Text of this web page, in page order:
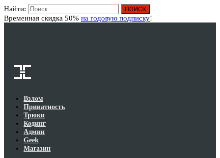
Найти:
Временная скидка 50% на годовую подписку!
Взлом
Приватность
Трюки
Кодинг
Админ
Geek
Магазин